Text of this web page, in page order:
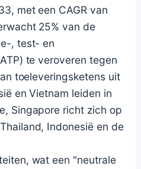
met een CAGR van
25% van de
, test- en
te veroveren tegen
toeleveringsketens uit
en Vietnam leiden in
Singapore richt zich op
Indonesië en de
wat een "neutrale